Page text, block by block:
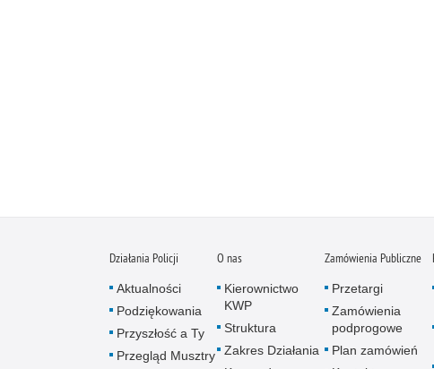
Działania Policji
Aktualności
Podziękowania
Przyszłość a Ty
Przegląd Musztry
O nas
Kierownictwo
KWP
Struktura
Zakres Działania
Zamówienia Publiczne
Przetargi
Zamówienia
podprogowe
Plan zamówień